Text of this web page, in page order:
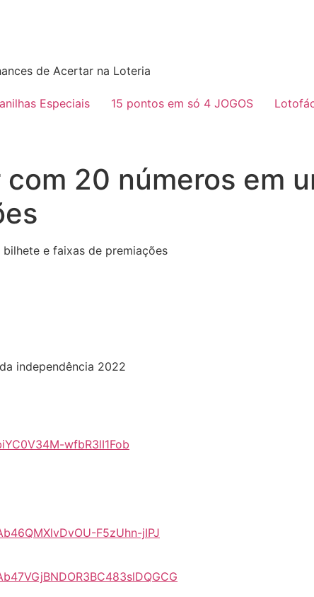
de Acertar na Loteria
Especiais 15 pontos em só 4 JOGOS
20 números em
e faixas de premiações
independência 2022
wfbR3lI1Fob
F5zUhn-jIPJ